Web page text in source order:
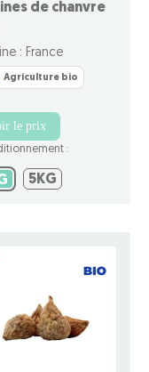
de chanvre
: France
Agriculture bio
le prix
:
1KG5KG